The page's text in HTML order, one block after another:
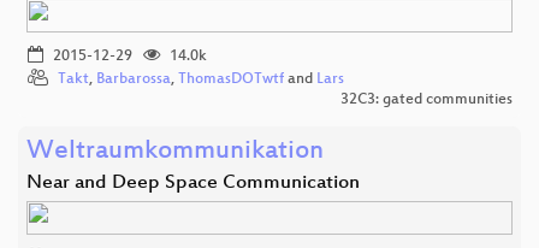
2015-12-29
14.0k
Takt, Barbarossa, ThomasDOTwtf and Lars
32C3: gated communities
Weltraumkommunikation
Near and Deep Space Communication